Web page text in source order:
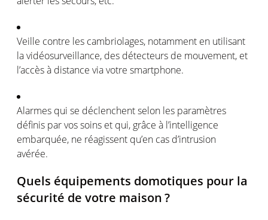
Veille contre les cambriolages, notamment en utilisant
la vidéosurveillance, des détecteurs de mouvement, et
l’accèsà distance via votre smartphone.
Alarmes qui se déclenchent selon les paramètres
définis par vos soins et qui, grâce à l’intelligence
embarquée, ne réagissent qu’en cas d’intrusion
avérée.
Quels équipements domotiques pour la
sécurité de votre maison?